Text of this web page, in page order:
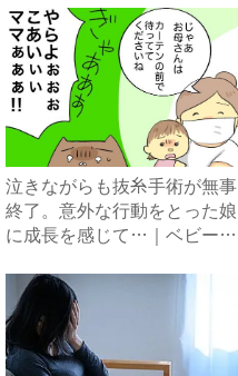
泣きながらも抜糸手術が無事
終了。意外な行動をとった娘
に成長を感じて…｜ベビーカ